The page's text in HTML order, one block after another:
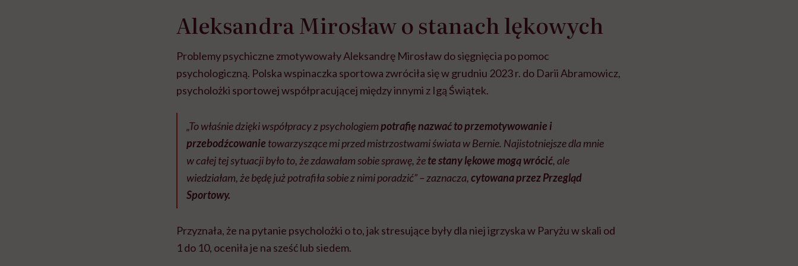
Aleksandra Mirosław o stanach lękowych
Problemy psychiczne zmotywowały Aleksandrę Mirosław do sięgnięcia po pomoc
psychologiczną. Polska wspinaczka sportowa zwróciła się w grudniu 2023 r. do Darii Abramowicz,
psycholożki sportowej współpracującej między innymi z Igą Świątek.
„To właśnie dzięki współpracy z psychologiempotrafię nazwać to przemotywowanie i
przebodźcowanie towarzyszące mi przed mistrzostwami świata w Bernie. Najistotniejsze dla mnie
w całej tej sytuacji było to, że zdawałam sobie sprawę, żete stany lękowe mogą wrócić, ale
wiedziałam, że będę już potrafiła sobie z nimi poradzić” – zaznacza,cytowana przez Przegląd
Sportowy.
Przyznała, że na pytanie psycholożki o to, jak stresujące były dla niej igrzyska w Paryżu w skali od
1 do 10, oceniła je na sześć lub siedem.